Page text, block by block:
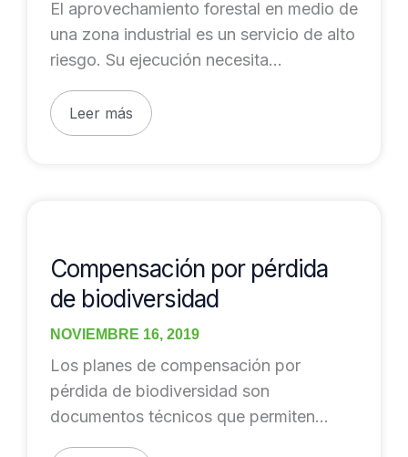
El aprovechamiento forestal en medio de
una zona industrial es un servicio de alto
riesgo. Su ejecución necesita
Leer más
Compensación por pérdida
de biodiversidad
NOVIEMBRE 16, 2019
Los planes de compensación por
pérdida de biodiversidad son
documentos técnicos que permiten
pérdida
de
biodiversidad